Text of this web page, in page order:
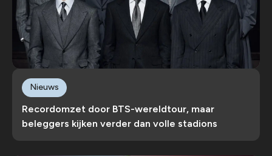
Recordomzet door BTS-wereldtour, maar
beleggers kijken verder dan volle stadions
Nieuws